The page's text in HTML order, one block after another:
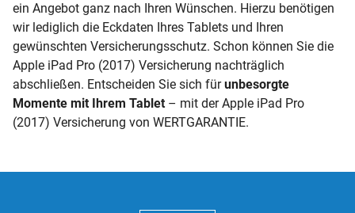
ein Angebot ganz nach Ihren Wünschen. Hierzu benötigen
wir lediglich die Eckdaten Ihres Tablets und Ihren
gewünschten Versicherungsschutz. Schon können Sie die
Apple iPad Pro (2017) Versicherung nachträglich
abschließen. Entscheiden Sie sich fürunbesorgte
Momente mit Ihrem Tablet – mit der Apple iPad Pro
(2017) Versicherung von WERTGARANTIE.